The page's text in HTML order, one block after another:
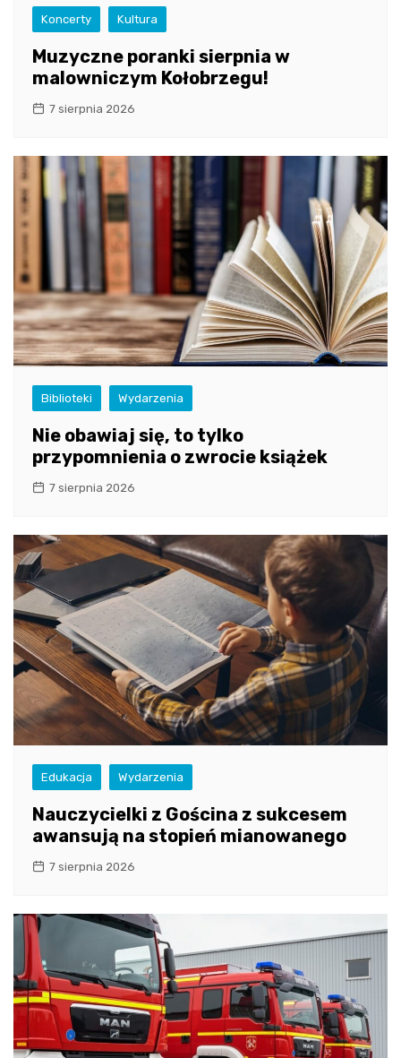
Koncerty Kultura
Muzyczne poranki sierpnia w
malowniczym Kołobrzegu!
7 sierpnia 2026
Biblioteki Wydarzenia
Nie obawiaj się, to tylko
przypomnienia o zwrocie książek
7 sierpnia 2026
Edukacja Wydarzenia
Nauczycielki z Gościna z sukcesem
awansują na stopień mianowanego
7 sierpnia 2026